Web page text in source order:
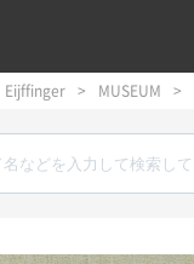
ジャンプ
Eijffinger MUSEUM